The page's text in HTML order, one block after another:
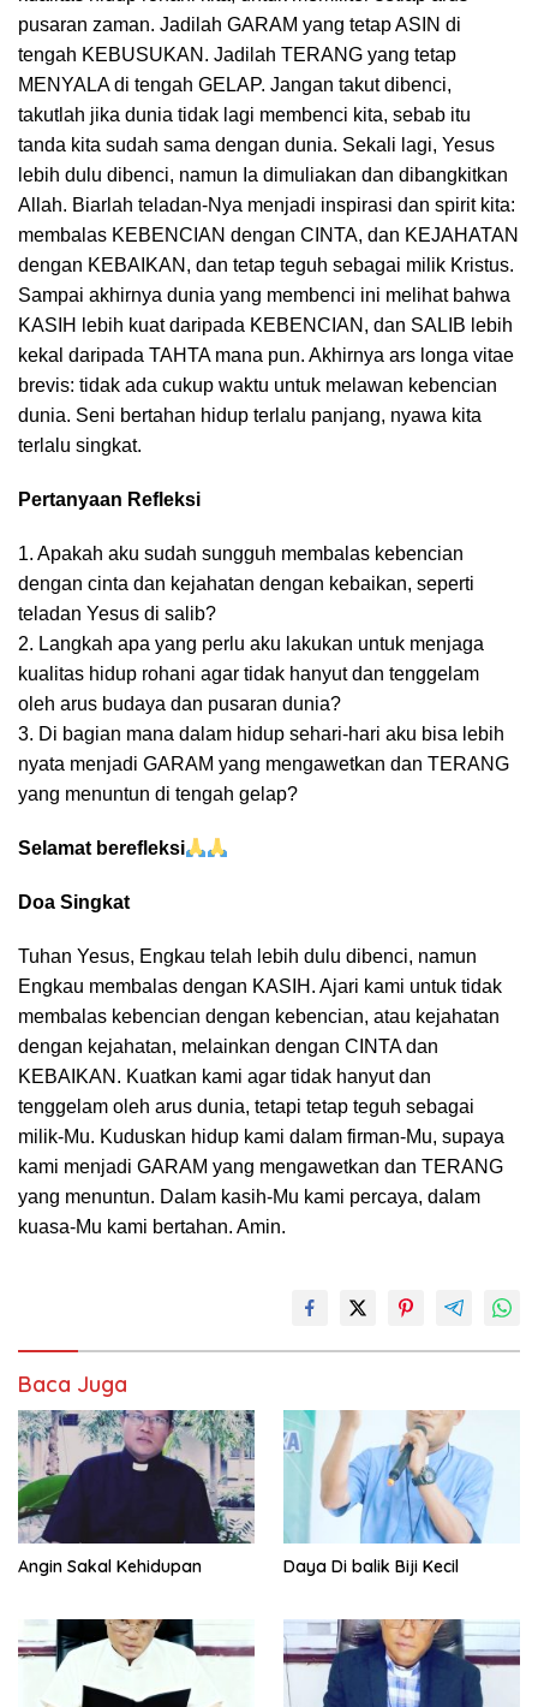
pusaran zaman. Jadilah GARAM yang tetap ASIN di
tengah KEBUSUKAN. Jadilah TERANG yang tetap
MENYALA di tengah GELAP. Jangan takut dibenci,
takutlah jika dunia tidak lagi membenci kita, sebab itu
tanda kita sudah sama dengan dunia. Sekali lagi, Yesus
lebih dulu dibenci, namun Ia dimuliakan dan dibangkitkan
Allah. Biarlah teladan-Nya menjadi inspirasi dan spirit kita:
membalas KEBENCIAN dengan CINTA, dan KEJAHATAN
dengan KEBAIKAN, dan tetap teguh sebagai milik Kristus.
Sampai akhirnya dunia yang membenci ini melihat bahwa
KASIH lebih kuat daripada KEBENCIAN, dan SALIB lebih
kekal daripada TAHTA mana pun. Akhirnya ars longa vitae
brevis: tidak ada cukup waktu untuk melawan kebencian
dunia. Seni bertahan hidup terlalu panjang, nyawa kita
terlalu singkat.
Pertanyaan Refleksi
1. Apakah aku sudah sungguh membalas kebencian
dengan cinta dan kejahatan dengan kebaikan, seperti
teladan Yesus di salib?
2. Langkah apa yang perlu aku lakukan untuk menjaga
kualitas hidup rohani agar tidak hanyut dan tenggelam
oleh arus budaya dan pusaran dunia?
3. Di bagian mana dalam hidup sehari-hari aku bisa lebih
nyata menjadi GARAM yang mengawetkan dan TERANG
yang menuntun di tengah gelap?
Selamat berefleksi
Doa Singkat
Tuhan Yesus, Engkau telah lebih dulu dibenci, namun
Engkau membalas dengan KASIH. Ajari kami untuk tidak
membalas kebencian dengan kebencian, atau kejahatan
dengan kejahatan, melainkan dengan CINTA dan
KEBAIKAN. Kuatkan kami agar tidak hanyut dan
tenggelam oleh arus dunia, tetapi tetap teguh sebagai
milik-Mu. Kuduskan hidup kami dalam firman-Mu, supaya
kami menjadi GARAM yang mengawetkan dan TERANG
yang menuntun. Dalam kasih-Mu kami percaya, dalam
kuasa-Mu kami bertahan. Amin.
Baca Juga
Angin Sakal Kehidupan Daya Di balik Biji Kecil